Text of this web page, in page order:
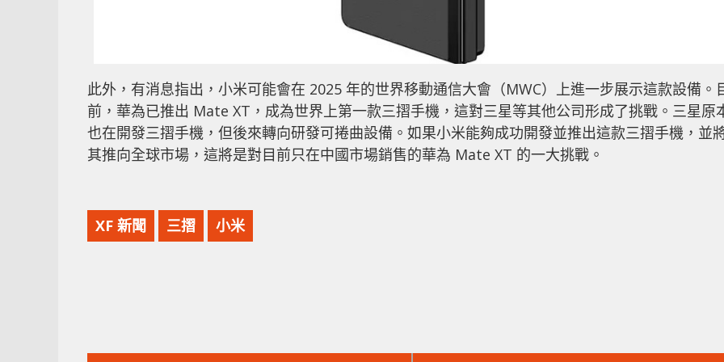
此外，有消息指出，小米可能會在 2025 年的世界移動通信大會（MWC）上進一步展示這款設備。
前，華為已推出 Mate XT，成為世界上第一款三摺手機，這對三星等其他公司形成了挑戰。三星原
也在開發三摺手機，但後來轉向研發可捲曲設備。如果小米能夠成功開發並推出這款三摺手機，並
其推向全球市場，這將是對目前只在中國市場銷售的華為 Mate XT 的一大挑戰。
XF 新聞 三摺 小米